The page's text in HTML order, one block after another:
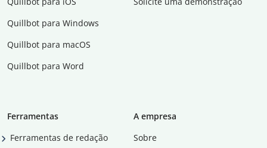
Quillbot para Windows
Quillbot para macOS
Quillbot para Word
Ferramentas
Ferramentas de redação
A empresa
Sobre